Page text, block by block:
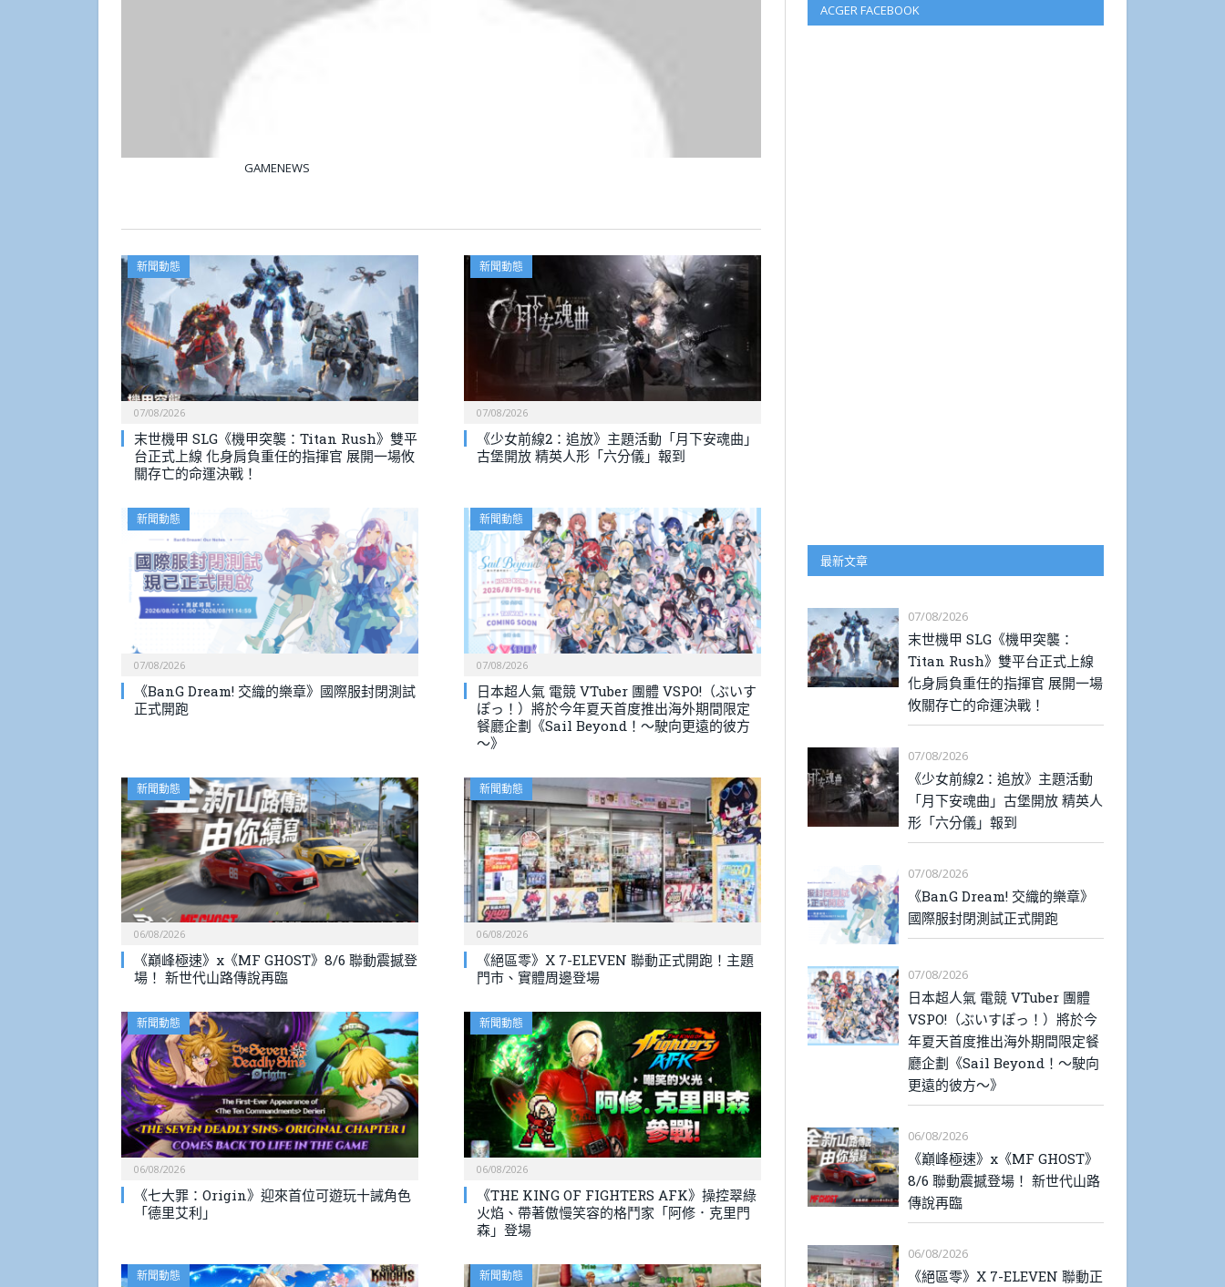
GAMENEWS
新聞動態
07/08/2026
末世機甲 SLG《機甲突襲：Titan Rush》雙平
台正式上線 化身肩負重任的指揮官 展開一場攸
關存亡的命運決戰！
新聞動態
07/08/2026
《少女前線2：追放》主題活動「月下安魂曲」
古堡開放 精英人形「六分儀」報到
新聞動態
07/08/2026
《BanG Dream! 交織的樂章》國際服封閉測試
正式開跑
新聞動態
07/08/2026
日本超人氣 電競 VTuber 團體 VSPO!（ぶいす
ぽっ！）將於今年夏天首度推出海外期間限定
餐廳企劃《Sail Beyond！～駛向更遠的彼方
～》
新聞動態
06/08/2026
《巔峰極速》x《MF GHOST》8/6 聯動震撼登
場！ 新世代山路傳說再臨
新聞動態
06/08/2026
《絕區零》X 7-ELEVEN 聯動正式開跑！主題
門市、實體周邊登場
新聞動態
06/08/2026
《七大罪：Origin》迎來首位可遊玩十誡角色
「德里艾利」
新聞動態
06/08/2026
《THE KING OF FIGHTERS AFK》操控翠綠
火焰、帶著傲慢笑容的格鬥家「阿修．克里門
森」登場
新聞動態 新聞動態
ACGER FACEBOOK
最新文章
07/08/2026
末世機甲 SLG《機甲突襲：
Titan Rush》雙平台正式上線
化身肩負重任的指揮官 展開一場
攸關存亡的命運決戰！
07/08/2026
《少女前線2：追放》主題活動
「月下安魂曲」古堡開放 精英人
形「六分儀」報到
07/08/2026
《BanG Dream! 交織的樂章》
國際服封閉測試正式開跑
07/08/2026
日本超人氣 電競 VTuber 團體
VSPO!（ぶいすぽっ！）將於今
年夏天首度推出海外期間限定餐
廳企劃《Sail Beyond！～駛向
更遠的彼方～》
06/08/2026
《巔峰極速》x《MF GHOST》
8/6 聯動震撼登場！ 新世代山路
傳說再臨
06/08/2026
《絕區零》X 7-ELEVEN 聯動正